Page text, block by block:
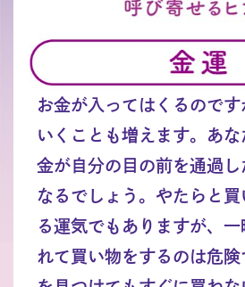
お金が入ってはくるので
いくことも増えます。あ
金が自分の目の前を通過
なるでしょう。やたらと
る運気でもありますが、一
れて買い物をするのは危